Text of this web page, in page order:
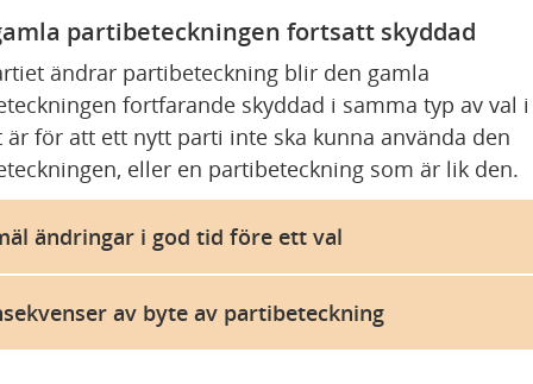
partibeteckningen fortsatt skyddad
ändrar partibeteckning blir den gamla
fortfarande skyddad i samma typ av val
är för att ett nytt parti inte ska kunna använda den
eller en partibeteckning som är lik den.
ändringar i god tid före ett val
av byte av partibeteckning